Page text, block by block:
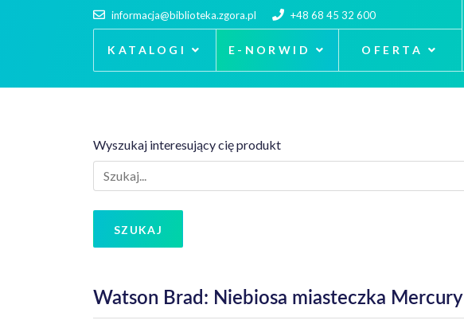
informacja@biblioteka.zgora.pl +48 68 45 32 600
KATALOGI E-NORWID OFERTA
Wyszukaj interesujący cię produkt
SZUKAJ
Watson Brad: Niebiosa miasteczka Mercury